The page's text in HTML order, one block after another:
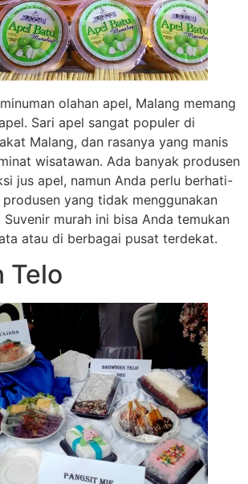
olahan apel, Malang memang
Sari apel sangat populer di
Malang, dan rasanya yang manis
wisatawan. Ada banyak produsen
jus apel, namun Anda perlu berhati-
yang tidak menggunakan
murah ini bisa Anda temukan
atau di berbagai pusat terdekat.
Telo